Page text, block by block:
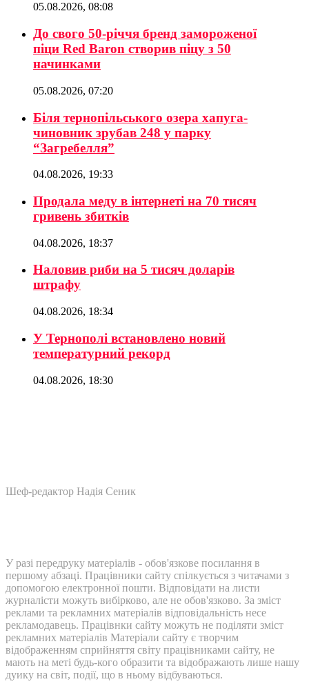
05.08.2026, 08:08
До свого 50-річчя бренд замороженої
піци Red Baron створив піцу з 50
начинками
05.08.2026, 07:20
Біля тернопільського озера хапуга-
чиновник зрубав 248 у парку
“Загребелля”
04.08.2026, 19:33
Продала меду в інтернеті на 70 тисяч
гривень збитків
04.08.2026, 18:37
Наловив риби на 5 тисяч доларів
штрафу
04.08.2026, 18:34
У Тернополі встановлено новий
температурний рекорд
04.08.2026, 18:30
Шеф-редактор Надія Сеник
У разі передруку матеріалів - обов'язкове посилання в
першому абзаці. Працівники сайту спілкується з читачами з
допомогою електронної пошти. Відповідати на листи
журналісти можуть вибірково, але не обов'язково. За зміст
реклами та рекламних матеріалів відповідальність несе
рекламодавець. Працівнки сайту можуть не поділяти зміст
рекламних матеріалів Матеріали сайту є творчим
відображенням сприйняття світу працівниками сайту, не
мають на меті будь-кого образити та відображають лише нашу
дуику на світ, події, що в ньому відбуваються.